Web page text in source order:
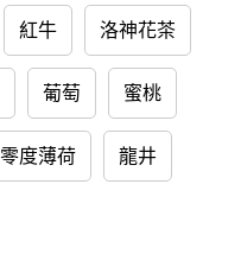
紅牛 洛神花茶
葡萄 蜜桃
零度薄荷 龍井